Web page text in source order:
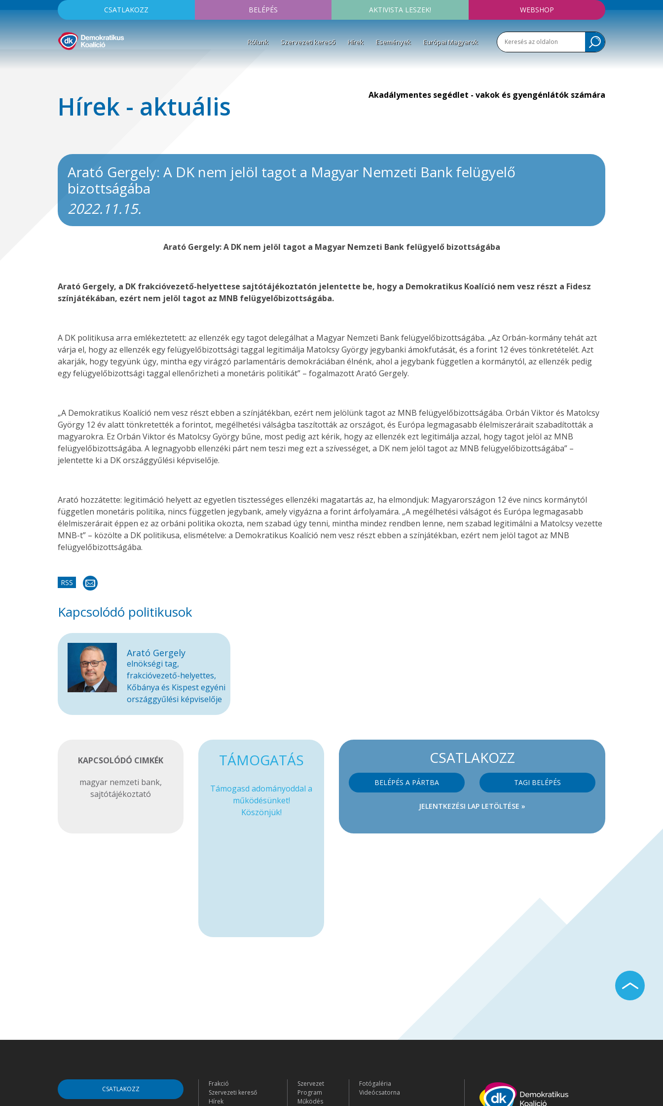
CSATLAKOZZ BELÉPÉS AKTIVISTA LESZEK! WEBSHOP
Rólunk Szervezeti kereső Hírek Események Európai Magyarok
Hírek - aktuális Akadálymentes segédlet - vakok és gyengénlátók számára
Arató Gergely: A DK nem jelöl tagot a Magyar Nemzeti Bank felügyelő
bizottságába
2022.11.15.
Arató Gergely: A DK nem jelöl tagot a Magyar Nemzeti Bank felügyelő bizottságába
Arató Gergely, a DK frakcióvezető-helyettese sajtótájékoztatón jelentette be, hogy a Demokratikus Koalíció nem vesz részt a Fidesz
színjátékában, ezért nem jelöl tagot az MNB felügyelőbizottságába.
A DK politikusa arra emlékeztetett: az ellenzék egy tagot delegálhat a Magyar Nemzeti Bank felügyelőbizottságába. „Az Orbán-kormány tehát azt
várja el, hogy az ellenzék egy felügyelőbizottsági taggal legitimálja Matolcsy György jegybanki ámokfutását, és a forint 12 éves tönkretételét. Azt
akarják, hogy tegyünk úgy, mintha egy virágzó parlamentáris demokráciában élnénk, ahol a jegybank független a kormánytól, az ellenzék pedig
egy felügyelőbizottsági taggal ellenőrizheti a monetáris politikát” – fogalmazott Arató Gergely.
„A Demokratikus Koalíció nem vesz részt ebben a színjátékban, ezért nem jelölünk tagot az MNB felügyelőbizottságába. Orbán Viktor és Matolcsy
György 12 év alatt tönkretették a forintot, megélhetési válságba taszították az országot, és Európa legmagasabb élelmiszerárait szabadították a
magyarokra. Ez Orbán Viktor és Matolcsy György bűne, most pedig azt kérik, hogy az ellenzék ezt legitimálja azzal, hogy tagot jelöl az MNB
felügyelőbizottságába. A legnagyobb ellenzéki párt nem teszi meg ezt a szívességet, a DK nem jelöl tagot az MNB felügyelőbizottságába” –
jelentette ki a DK országgyűlési képviselője.
Arató hozzátette: legitimáció helyett az egyetlen tisztességes ellenzéki magatartás az, ha elmondjuk: Magyarországon 12 éve nincs kormánytól
független monetáris politika, nincs független jegybank, amely vigyázna a forint árfolyamára. „A megélhetési válságot és Európa legmagasabb
élelmiszerárait éppen ez az orbáni politika okozta, nem szabad úgy tenni, mintha mindez rendben lenne, nem szabad legitimálni a Matolcsy vezette
MNB-t” – közölte a DK politikusa, elismételve: a Demokratikus Koalíció nem vesz részt ebben a színjátékban, ezért nem jelöl tagot az MNB
felügyelőbizottságába.
RSS
Kapcsolódó politikusok
Arató Gergely
elnökségi tag,
frakcióvezető-helyettes,
Kőbánya és Kispest egyéni
országgyűlési képviselője
KAPCSOLÓDÓ CIMKÉK
magyar nemzeti bank,
sajtótájékoztató
CSATLAKOZZ
BELÉPÉS A PÁRTBA TAGI BELÉPÉS
JELENTKEZÉSI LAP LETÖLTÉSE »
TÁMOGATÁS
Támogasd adományoddal a
működésünket!
Köszönjük!
CSATLAKOZZ
Frakció
Szervezeti kereső
Hírek
Szervezet
Program
Működés
Fotógaléria
Videócsatorna